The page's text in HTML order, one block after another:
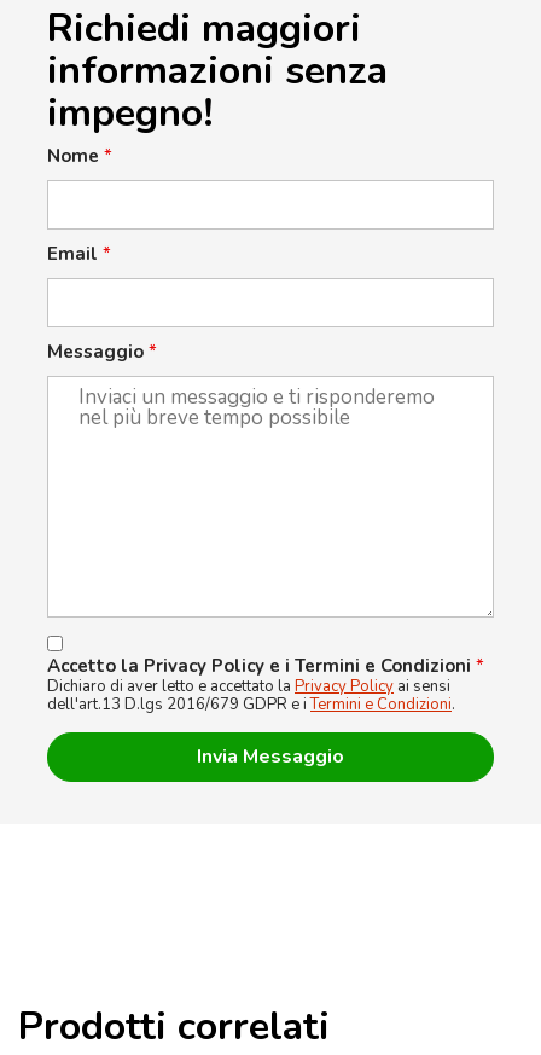
Richiedi maggiori
informazioni senza
impegno!
Nome *
Email *
Messaggio *
Accetto la Privacy Policy e i Termini e Condizioni *
Dichiaro di aver letto e accettato la Privacy Policy ai sensi
dell'art.13 D.lgs 2016/679 GDPR e iTermini e Condizioni.
Prodotti correlati